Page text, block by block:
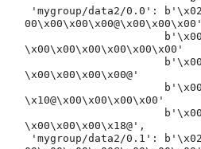
00\x00\x00\x00@\x00\x00\x00'
\x00\x00\x00\x00\x00\x00'
\x00\x00\x00\x00@'
\x10@\x00\x00\x00\x00'
\x00\x00\x00\x18@',